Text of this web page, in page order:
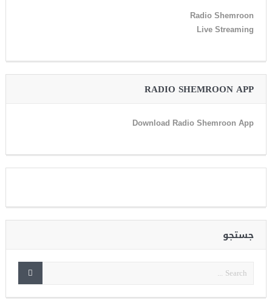
Radio Shemroon
Live Streaming
RADIO SHEMROON APP
Download Radio Shemroon App
جستجو